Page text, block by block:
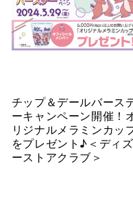
チップ＆デールバース
ーキャンペーン開催！
リジナルメラミンカッ
をプレゼント♪＜ディ
ーストアクラブ＞